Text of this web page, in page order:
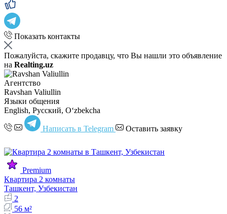
Показать контакты
Пожалуйста, скажите продавцу, что Вы нашли это объявление
на Realting.uz
Агентство
Ravshan Valiullin
Языки общения
English, Русский, Oʻzbekcha
Написать в Telegram Оставить заявку
Premium
Квартира 2 комнаты
Ташкент, Узбекистан
2
56 м²